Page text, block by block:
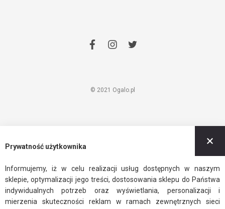
facebook
instagram
twitter
© 2021 Ogalo.pl
Prywatność użytkownika
Informujemy, iż w celu realizacji usług dostępnych w naszym
sklepie, optymalizacji jego treści, dostosowania sklepu do Państwa
indywidualnych potrzeb oraz wyświetlania, personalizacji i
mierzenia skuteczności reklam w ramach zewnętrznych sieci